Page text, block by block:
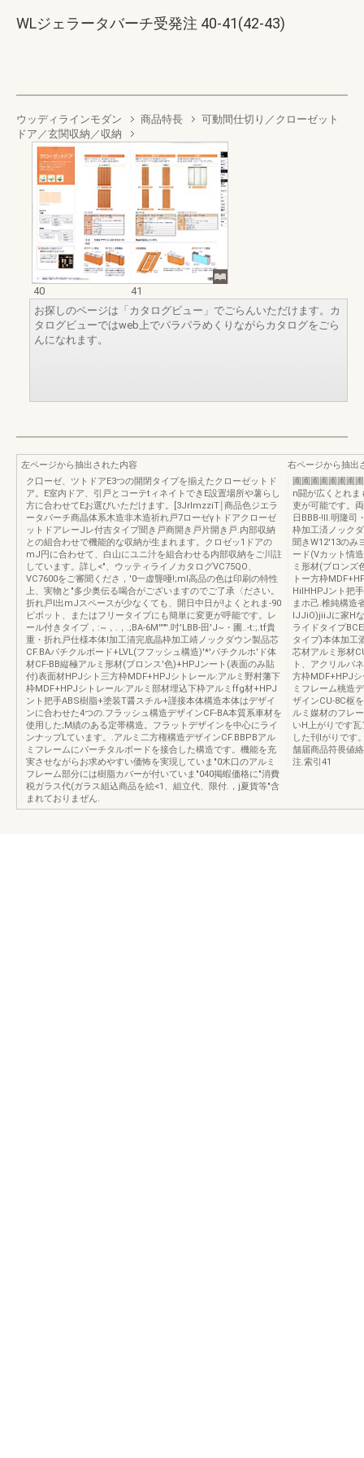
WLジェラータバーチ受発注 40-41(42-43)
ウッディラインモダン 商品特長
可動間仕切り／クローゼット
ドア／玄関収納／収納
40
41
お探しのページは「カタログビュー」でごらんいただけます。カ
タログビューではweb上でパラパラめくりながらカタログをごら
んになれます。
左ページから抽出された内容
ク口ーゼ、ツトドアE3つの開閉タイプを揃えたクローゼットド
ア。E室内ドア、引戸とコーテtィネイトできE設置場所や薯らし
方に合わせてEお選びいただけます。[3JrlmzziT￨商品色ジエラ
ータパーチ商晶体系木造非木造祈れ戸7ローゼγトドアクローゼ
ットドアレーJレ付吉タイプ聞き戸商開き戸片開き戸.内部収納
との組合わせで機能的な収納が生まれます。クロゼッ1ドアの
mJ円に合わせて、白山にユニ汁を組合わせる内部収納をご川註
しています。詳し<"、ウッティライノカタログVC75QO、
VC7600をご審聞くださ，'0一虚聾唖!;mI高品の色は印刷の特性
上、実物と"多少奥伝る喝合がございますのでご了承〈ださい。
折れ戸l出mJスペースが少なくても、開日中日が!よくとれま-90
ピポット、またはフリータイプにも簡単に変更が呼能です。レ
ール付きタイプ，:~，.，.;BA-6M'''"'.吋'LBB-田'J~・圃..-t:;.tf貴
重・折れ戸仕様本体!加工清完底晶枠加工靖ノックダウン製品芯
CF.BAパチクルボード+LVL(フフッシュ構造)'*'パチクルホ'ド体
材CF-BB縦極アルミ形材(ブロンス'色)+HPJンート(表面のみ貼
付)表面材HPJシト三方枠MDF+HPJシトレール:アルミ野村藩下
枠MDF+HPJシトレール:アルミ部材埋込下枠アルミffg材+HPJ
ント把手ABS樹脂+塗装T醤スチル+謹接本体構造本体はデザイ
ンに合わせた4つの.フラッシュ構造デザインCF-BA本質系車材を
使用した;M績のある定帯構造。フラットデザインを中心にライ
ンナップLています。.アルミ二方権構造デザインCF.BBPBアル
ミフレームにパーチタルボードを接合した構造です。機能を充
実させながらお求めやすい価怖を実現していま"0木口のアルミ
フレーム部分には樹脂カバーが付いていま"040掲蝦価格に"消費
税ガラス代(ガラス組込商品を絵<1、組立代、限付.，j夏貨等"含
まれておりまぜん.
右ページから抽出
圃圃圃圃圃圃圃
n闘が広くとれま
吏が可能です。
日BBB-!II.明隆司
枠加工済ノック
聞きW12'13のみ
ード(Vカット情
ミ形材(ブロンズ
トー方枠
HilHHPJント把
まホ己.椎純構造
lJJiO)jiiJに家H
ライドタイプ
タイプ)本体加工
芯材アルミ形材
ト、アクリルパ
方枠MDF+HPJ
ミフレーム桃造
ザインCU-8C枢
ルミ媒材のフレ
いH上がりです
した刊lがりです
舗届商品符畏値
注.索引41